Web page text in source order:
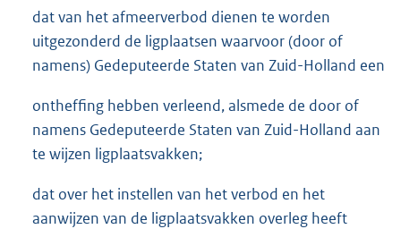
dat van het afmeerverbod dienen te worden
uitgezonderd de ligplaatsen waarvoor (door of
namens) Gedeputeerde Staten van Zuid-Holland een
ontheffing hebben verleend, alsmede de door of
namens Gedeputeerde Staten van Zuid-Holland aan
te wijzen ligplaatsvakken;
dat over het instellen van het verbod en het
aanwijzen van de ligplaatsvakken overleg heeft